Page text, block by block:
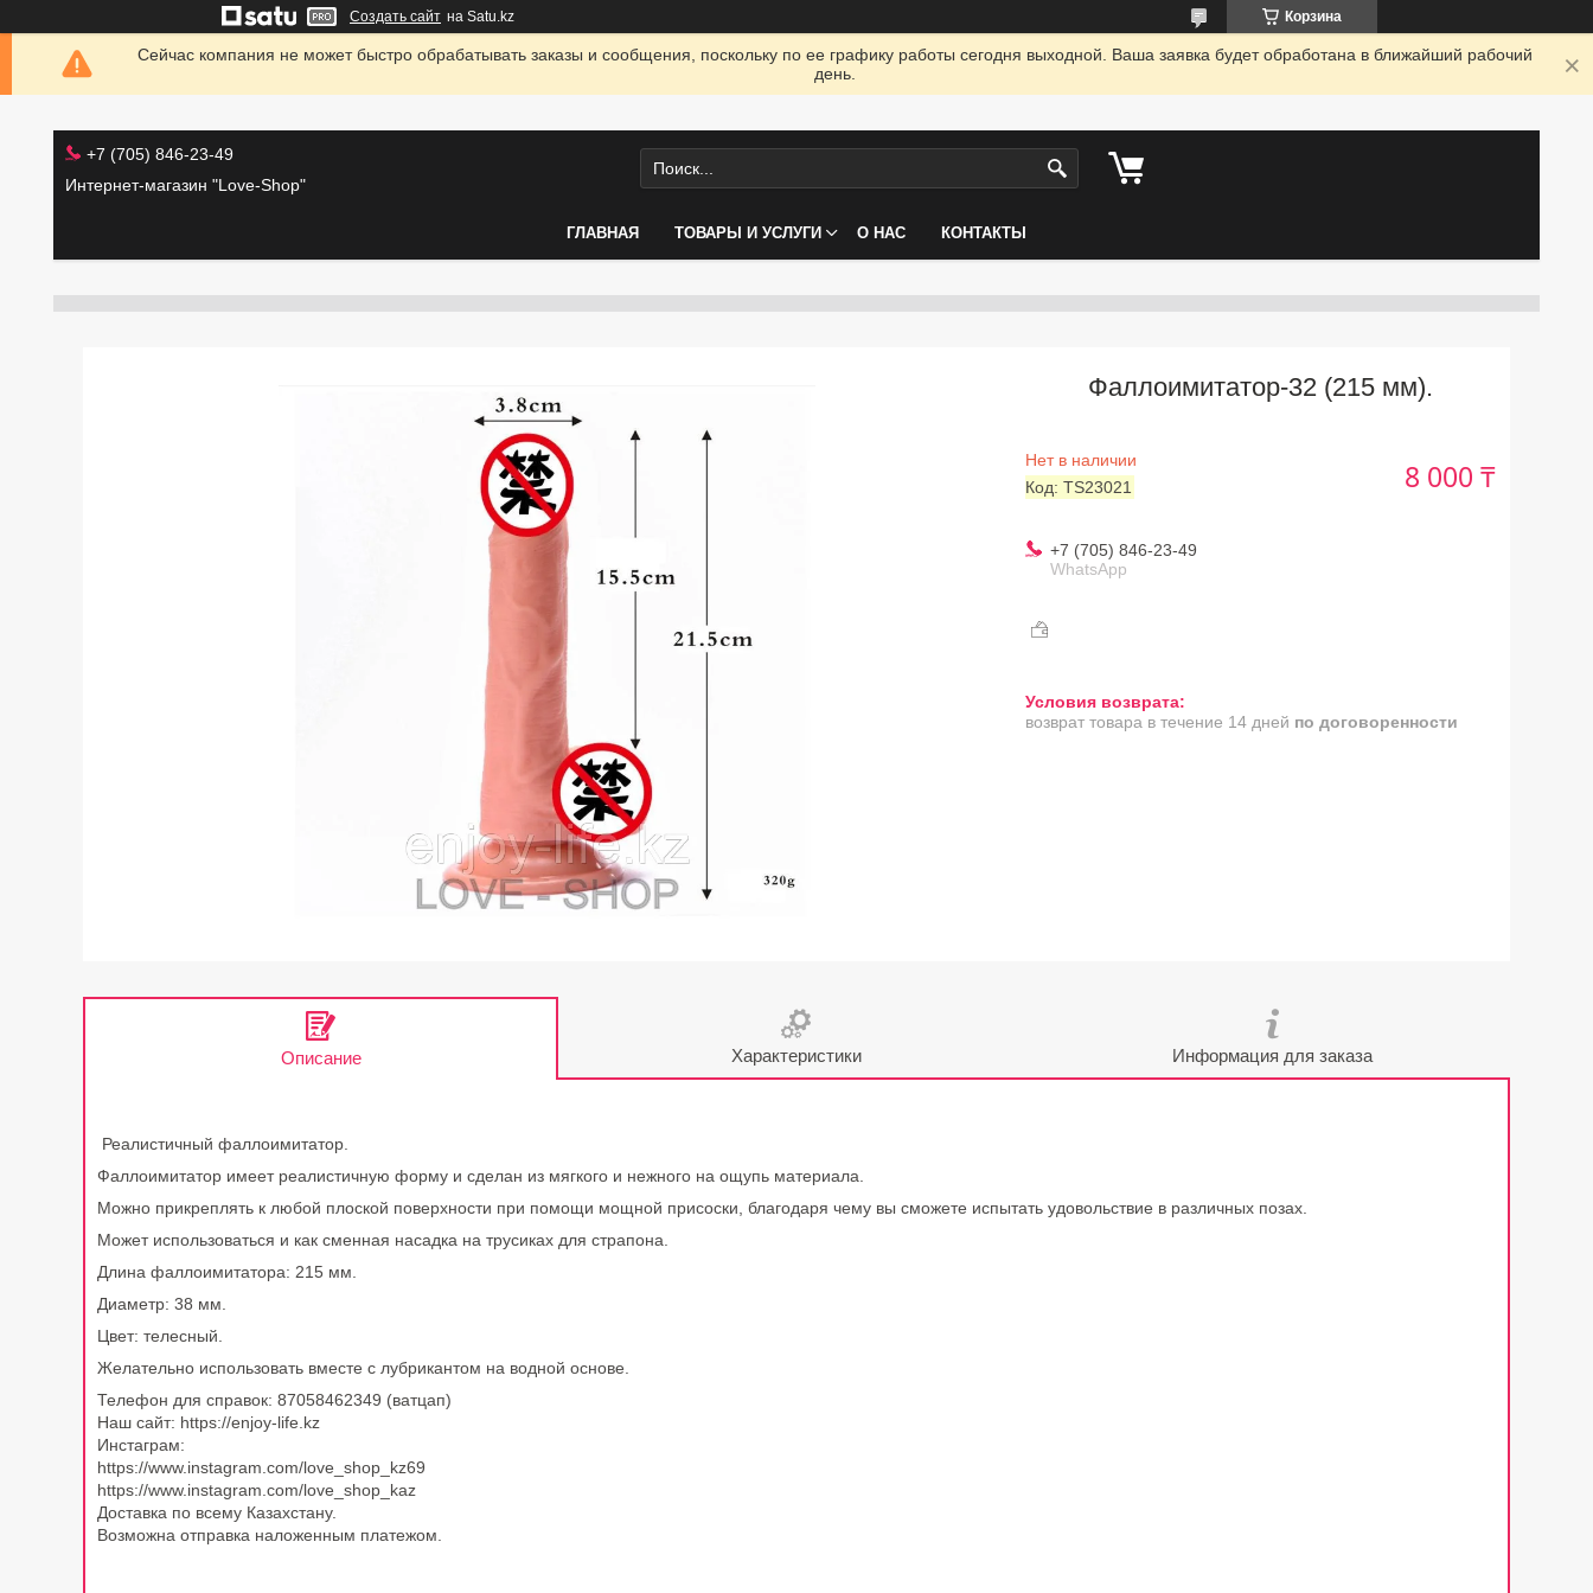
Создать сайт на Satu.kz Корзина
Сейчас компания не может быстро обрабатывать заказы и сообщения, поскольку по ее графику работы сегодня выходной. Ваша заявка будет обработана в ближайший рабочий
день.
+7 (705) 846-23-49
Интернет-магазин "Love-Shop"
ГЛАВНАЯ ТОВАРЫ И УСЛУГИ О НАС КОНТАКТЫ
Фаллоимитатор-32 (215 мм).
Нет в наличии
Код: TS23021 8 000 ₸
+7 (705) 846-23-49
WhatsApp
возврат товара в течение 14 дней по договоренности
Описание Характеристики Информация для заказа
Реалистичный фаллоимитатор.
Фаллоимитатор имеет реалистичную форму и сделан из мягкого и нежного на ощупь материала.
Можно прикреплять к любой плоской поверхности при помощи мощной присоски, благодаря чему вы сможете испытать удовольствие в различных позах.
Может использоваться и как сменная насадка на трусиках для страпона.
Длина фаллоимитатора: 215 мм.
Диаметр: 38 мм.
Цвет: телесный.
Желательно использовать вместе с лубрикантом на водной основе.
Телефон для справок: 87058462349 (ватцап)
Наш сайт: https://enjoy-life.kz
Инстаграм:
https://www.instagram.com/love_shop_kz69
https://www.instagram.com/love_shop_kaz
Доставка по всему Казахстану.
Возможна отправка наложенным платежом.